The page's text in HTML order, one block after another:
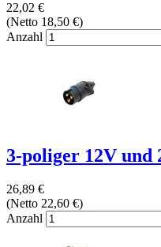
22,02 €
(Netto 18,50 €)
Anzahl
3-poliger 12V und
26,89 €
(Netto 22,60 €)
Anzahl